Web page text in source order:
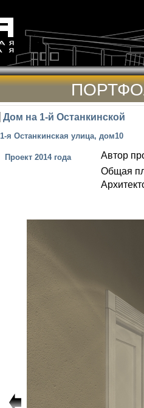
Дом на 1-й Останкинской
1-я Останкинская улица, дом10
Проект 2014 года
Автор
Общая